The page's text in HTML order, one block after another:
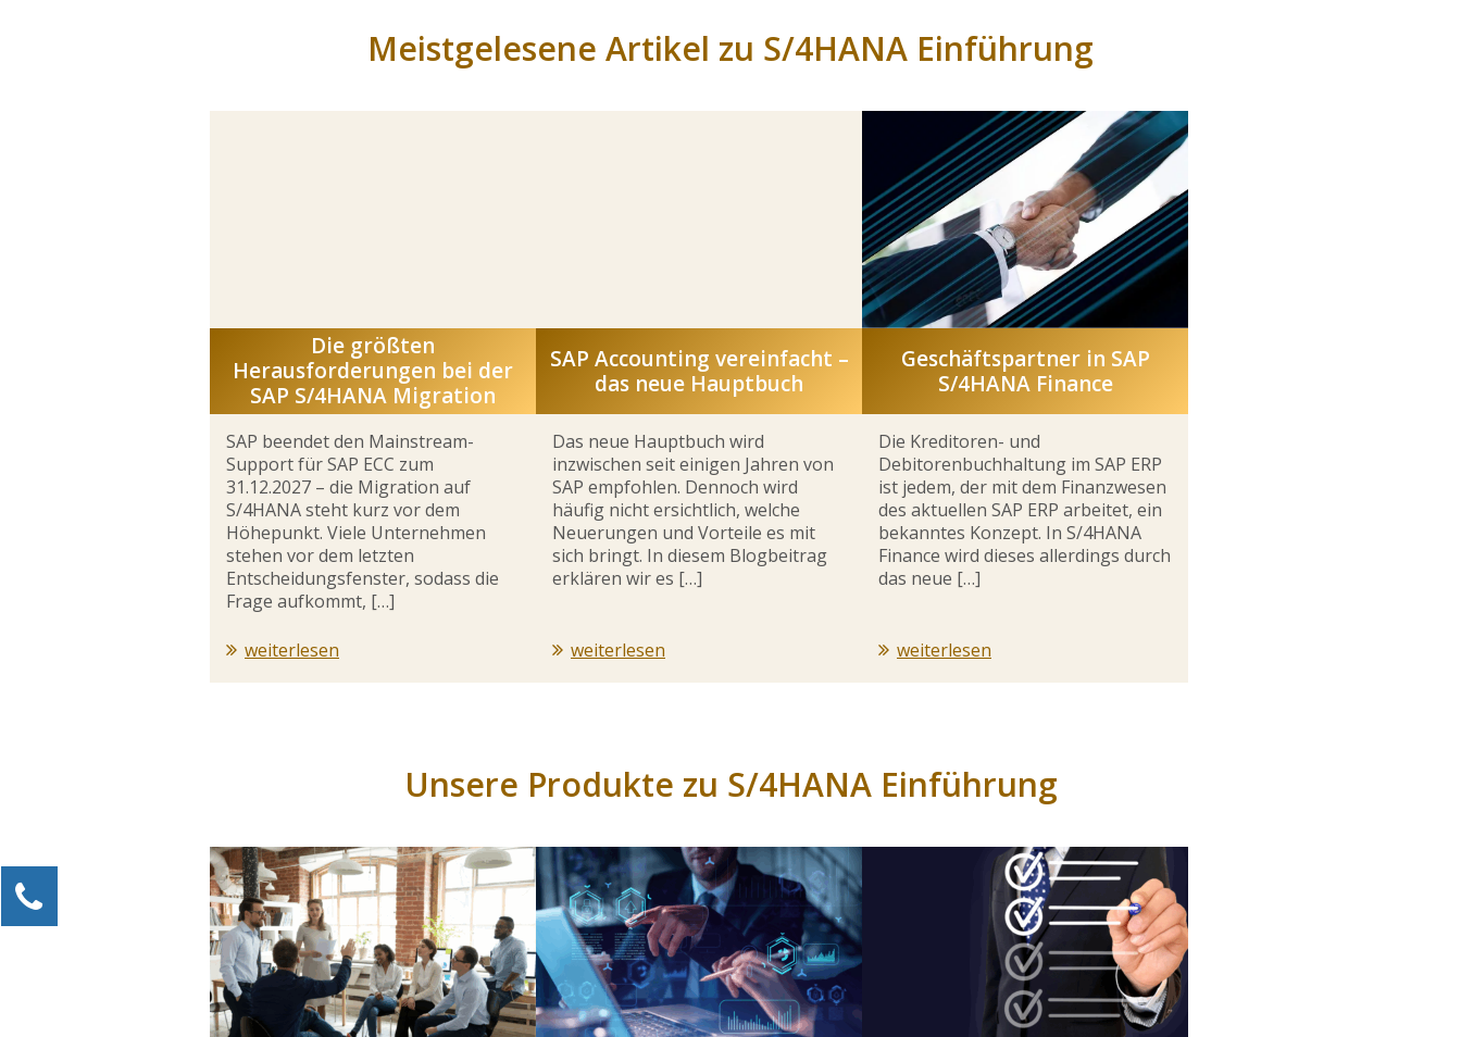
Meistgelesene Artikel zu S/4HANA Einführung
Die größten
Herausforderungen bei der
SAP S/4HANA Migration
SAP beendet den Mainstream-
Support für SAP ECC zum
31.12.2027 – die Migration auf
S/4HANA steht kurz vor dem
Höhepunkt. Viele Unternehmen
stehen vor dem letzten
Entscheidungsfenster, sodass die
Frage aufkommt, […]
weiterlesen
SAP Accounting vereinfacht –
das neue Hauptbuch
Das neue Hauptbuch wird
inzwischen seit einigen Jahren von
SAP empfohlen. Dennoch wird
häufig nicht ersichtlich, welche
Neuerungen und Vorteile es mit
sich bringt. In diesem Blogbeitrag
erklären wir es […]
weiterlesen
Geschäftspartner in SAP
S/4HANA Finance
Die Kreditoren- und
Debitorenbuchhaltung im SAP ERP
ist jedem, der mit dem Finanzwesen
des aktuellen SAP ERP arbeitet, ein
bekanntes Konzept. In S/4HANA
Finance wird dieses allerdings durch
das neue […]
weiterlesen
Unsere Produkte zu S/4HANA Einführung
Kontaktieren Sie uns!
Alexander Kössner-Maier
Kundenservice
0211 946 285 72-15
Alexander.Koessner-Maier@erlebe-software.de